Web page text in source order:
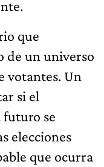
que
de un universo
votantes. Un
si el
futuro se
elecciones
que ocurra